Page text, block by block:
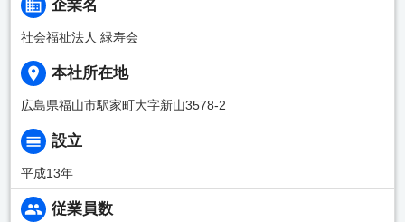
企業名
社会福祉法人 緑寿会
本社所在地
広島県福山市駅家町大字新山3578-2
設立
平成13年
従業員数